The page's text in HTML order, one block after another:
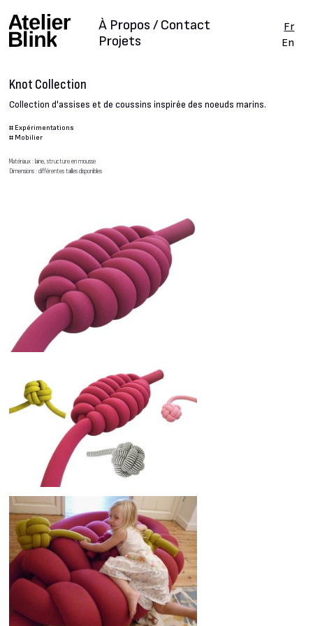
Projets
À Propos / Contact
Fr
En
Knot Collection
Collection d'assises et de coussins inspirée des noeuds marins.
# Expérimentations
# Mobilier
Matériaux : laine, structure en mousse
Dimensions : différentes tailles disponibles